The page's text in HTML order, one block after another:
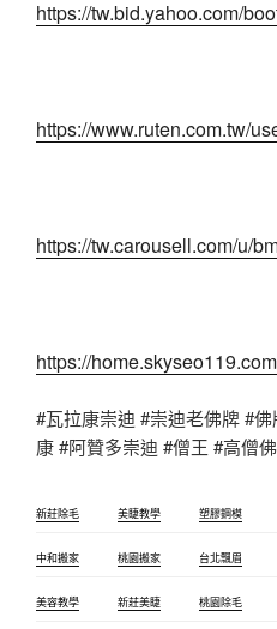
https://tw.bid.yahoo.com/
https://www.ruten.com.tw/
https://tw.carousell.com/u/
https://home.skyseo119.com
#瓦拉康崇迪 #崇迪老佛牌 #
康 #阿贊多崇迪 #僧王 #高僧
新莊除毛 美睫教學 塑膠鋼模
中和搬家 桃園搬家 台北飄眉
美容教學 新莊美睫 桃園除毛